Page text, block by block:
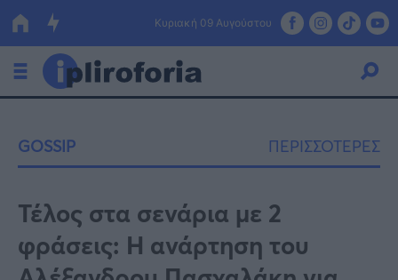
Κυριακή 09 Αυγούστου
Οικονομία
Πολιτική
Τράπεζες
GOSSIP ΠΕΡΙΣΣΟΤΕΡΕΣ
Τέλος στα σενάρια με 2
φράσεις: Η ανάρτηση του